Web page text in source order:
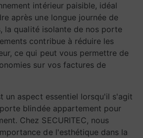
intérieur paisible, idéal
après une longue journée de
la qualité isolante de nos porte
contribue à réduire les
ce qui peut vous permettre de
sur vos factures de
un aspect essentiel lorsqu'il s'agit
blindée appartement pour
Chez SECURITEC, nous
de l'esthétique dans la